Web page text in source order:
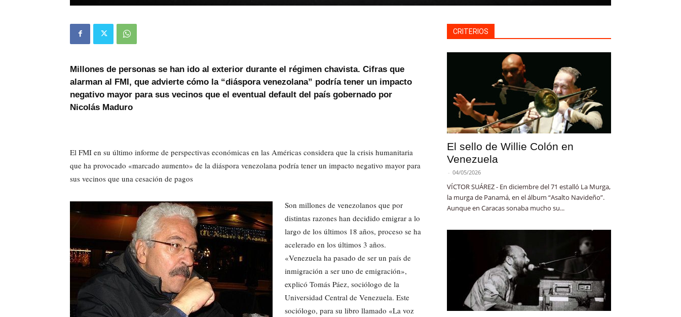
Millones de personas se han ido al exterior durante el régimen chavista. Cifras que
alarman al FMI, que advierte cómo la “diáspora venezolana” podría tener un impacto
negativo mayor para sus vecinos que el eventual default del país gobernado por
Nicolás Maduro
El FMI en su último informe de perspectivas económicas en las Américas considera que la crisis humanitaria
que ha provocado «marcado aumento» de la diáspora venezolana podría tener un impacto negativo mayor para
sus vecinos que una cesación de pagos
Son millones de venezolanos que por
distintas razones han decidido emigrar a lo
largo de los últimos 18 años, proceso se ha
acelerado en los últimos 3 años.
«Venezuela ha pasado de ser un país de
inmigración a ser uno de emigración»,
explicó Tomás Páez, sociólogo de la
Universidad Central de Venezuela. Este
sociólogo, para su libro llamado «La voz
CRITERIOS
El sello de Willie Colón en
Venezuela
- 04/05/2026
VÍCTOR SUÁREZ - En diciembre del 71 estalló La Murga,
la murga de Panamá, en el álbum “Asalto Navideño”.
Aunque en Caracas sonaba mucho su...